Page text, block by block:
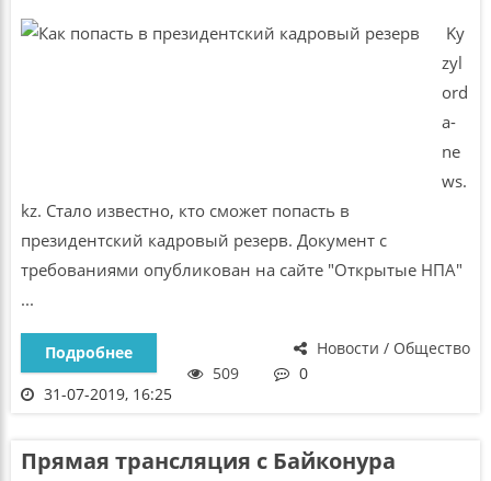
Ky
zyl
ord
a-
ne
ws.
kz. Стало известно, кто сможет попасть в
президентский кадровый резерв. Документ с
требованиями опубликован на сайте "Открытые НПА"
...
Новости / Общество
Подробнее
509
0
31-07-2019, 16:25
Прямая трансляция с Байконура